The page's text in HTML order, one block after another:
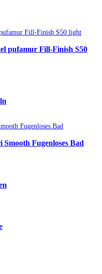
pufamur Fill-Finish S50
Fugenloses Bad